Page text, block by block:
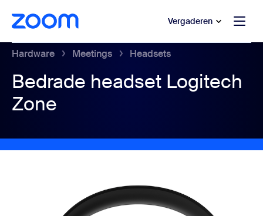
hoofdinhoud gaan
naar hulp via chat Vergaderen
Hardware Meetings Headsets
Bedrade headset Logitech
Zone